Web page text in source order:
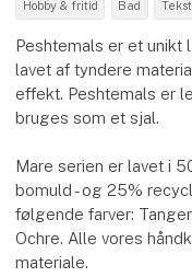
Hobby & fritid Bad
Peshtemals er et unikt
lavet af tyndere
effekt. Peshtemals er
bruges som et sjal.
Mare serien er lavet i
bomuld - og 25%
følgende farver:
Ochre. Alle vores
materiale.